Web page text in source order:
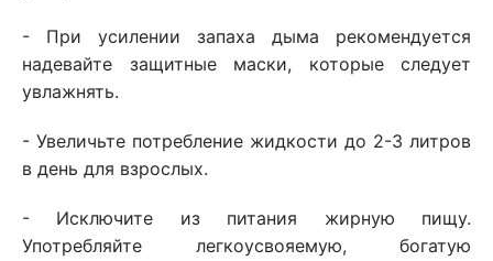
- При усилении запаха дыма рекомендуется
надевайте защитные маски, которые следует
увлажнять.
- Увеличьте потребление жидкости до 2-3 литров
в день для взрослых.
- Исключите из питания жирную пищу.
Употребляйте легкоусвояемую, богатую